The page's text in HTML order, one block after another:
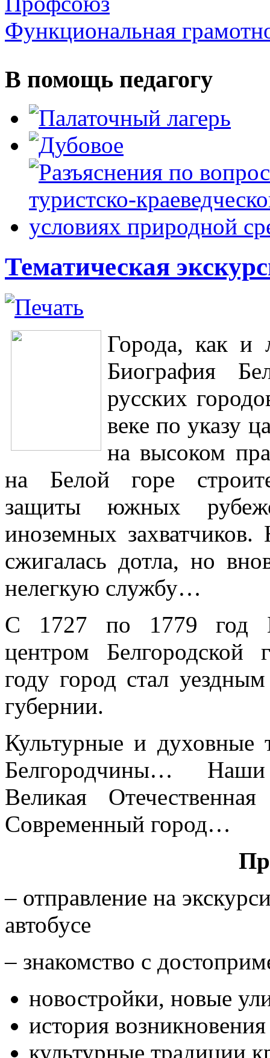
Функциональная
В помощь педагогу
Тематическая
Города, как и
Биография
русских
веке по указу
на высоком
на Белой горе
защиты южных
иноземных
сжигалась дотла, но
нелегкую службу…
С 1727 по 1779 год
центром Белгородской
году город стал
губернии.
Культурные и
Белгородчины…
Великая
Современный город…
– отправление на
автобусе
– знакомство с
новостройки, новые
история
культурные традиции